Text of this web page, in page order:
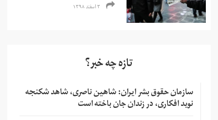
۳ اسفند ۱۳۹۸
تازه چه خبر؟
سازمان حقوق بشر ایران: شاهین ناصری، شاهد شکنجه
نوید افکاری، در زندان جان باخته است